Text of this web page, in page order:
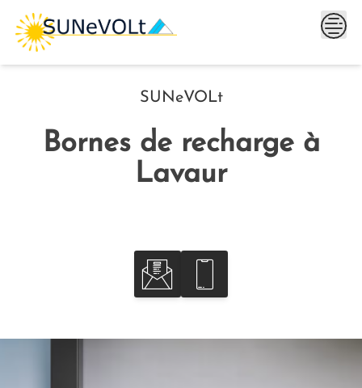
Skip
content
SUNeVOLt
Bornes de recharge à
Lavaur